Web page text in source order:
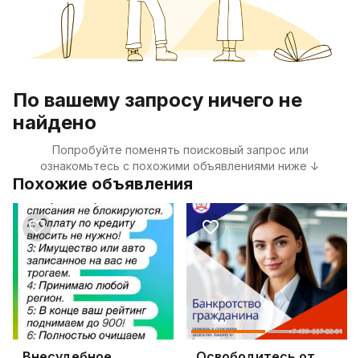
По вашему запросу ничего не
найдено
Попробуйте поменять поисковый запрос или
ознакомьтесь с похожими объявлениями ниже ↓
Похожие объявления